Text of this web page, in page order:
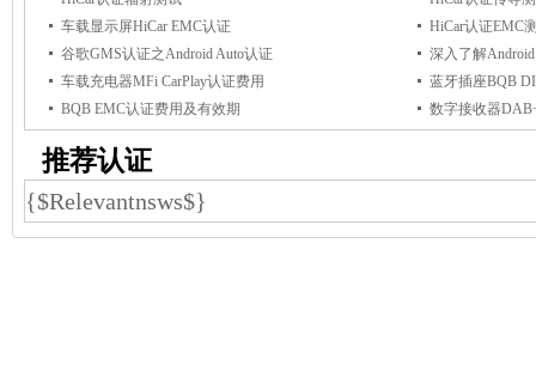
车载显示屏HiCar EMC认证
HiCar认证EMC
谷歌GMS认证之Android Auto认证
深入了解
车载充电器MFi CarPlay认证费用
蓝牙插座BQB
BQB EMC认证费用及有效期
数字接收器
推荐认证
{$Relevantnsws$}